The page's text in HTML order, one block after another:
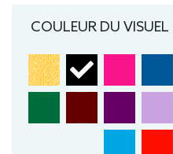
140 (9-10 ans), 152 (11-
COULEUR DU VISUEL